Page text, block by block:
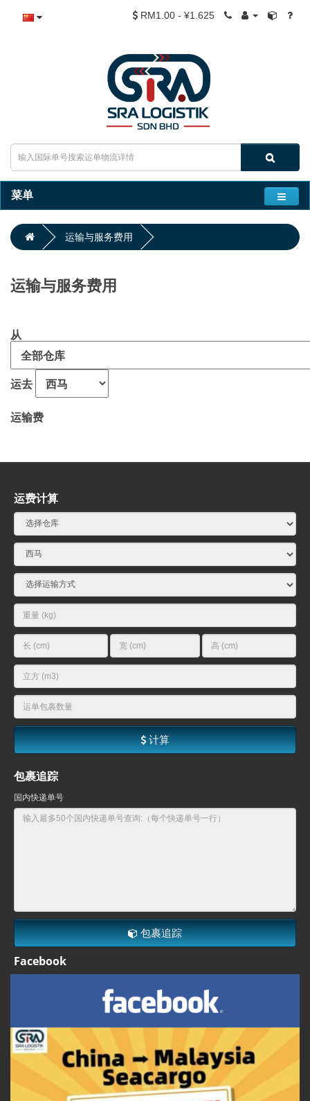
RM1.00 - ¥1.625
菜单
运输与服务费用
运输与服务费用
从
运去
运输费
运费计算
计算
包裹追踪
国内快递单号
包裹追踪
Facebook